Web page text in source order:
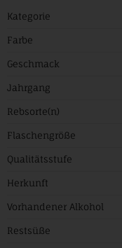
Kategorie
Farbe
Geschmack
Jahrgang
Rebsorte(n)
Flaschengröße
Qualitätsstufe
Herkunft
Vorhandener Alkohol
Restsüße